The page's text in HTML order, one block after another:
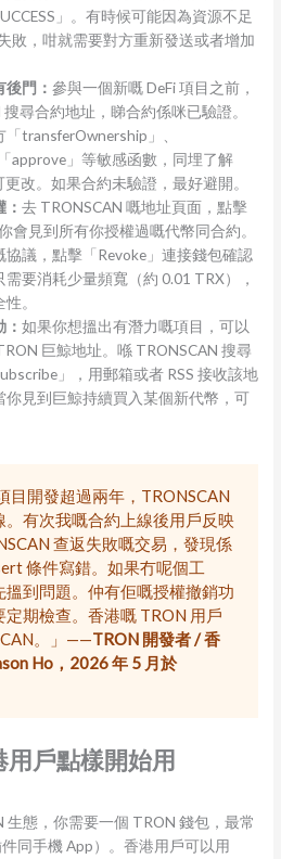
」。有時候可能因為資源不足
敗，咁就需要對方重新發送或者增加
門： 參與一個新嘅 DeFi 項目之前，
尋合約地址，睇合約係咪已驗證。
transferOwnership」、
approve」等敏感函數，同埋了解
改。如果合約未驗證，最好避開。
去 TRONSCAN 嘅地址頁面，點擊
會見到所有你授權過嘅代幣同合約。
議，點擊「Revoke」連接錢包確認
要消耗少量頻寬（約 0.01 TRX），
。
如果你想搵出有潛力嘅項目，可以
巨鯨地址。喺 TRONSCAN 搜尋
」，用郵箱或者 RSS 接收該地
你見到巨鯨持續買入某個新代幣，可
目開發超過兩年，TRONSCAN
有次我嘅合約上線後用戶反映
查返失敗嘅交易，發現係
條件寫錯。如果冇呢個工
到問題。仲有佢嘅授權撤銷功
期檢查。香港嘅 TRON 用戶
。」——TRON 開發者 / 香
Ho，2026 年 5 月於
戶點樣開始用
生態，你需要一個 TRON 錢包，最常
同手機 App）。香港用戶可以用